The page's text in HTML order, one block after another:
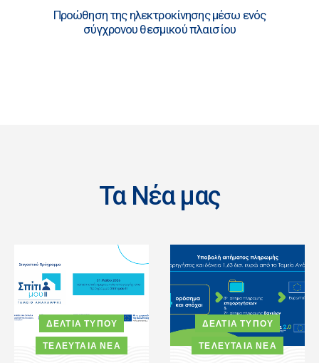
Προώθηση της ηλεκτροκίνησης μέσω ενός
σύγχρονου θεσμικού πλαισίου
Τα Νέα μας
ΔΕΛΤΊΑ ΤΎΠΟΥ
ΤΕΛΕΥΤΑΊΑ ΝΈΑ
ΔΕΛΤΊΑ ΤΎΠΟΥ
ΤΕΛΕΥΤΑΊΑ ΝΈΑ